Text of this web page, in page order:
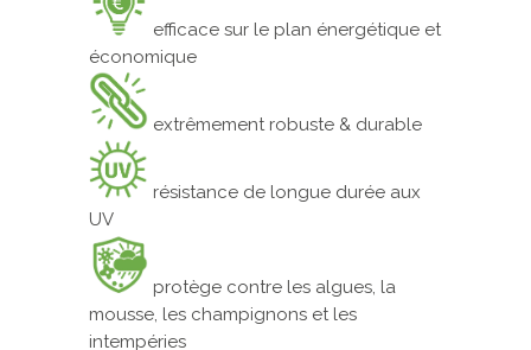
efficace sur le plan énergétique et
économique
extrêmement robuste & durable
résistance de longue durée aux
UV
protège contre les algues, la
mousse, les champignons et les
intempéries